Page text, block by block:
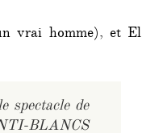
vrai homme), et El
spectacle de
BLANCS